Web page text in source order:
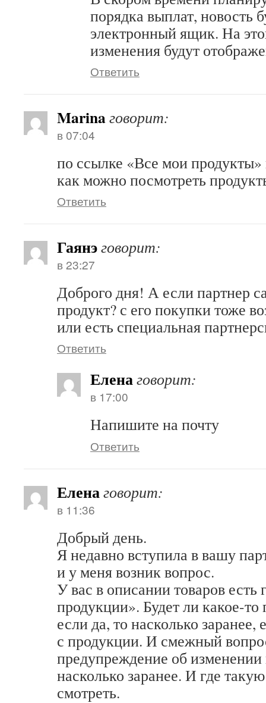
порядка выплат, новость
электронный ящик. На
изменения будут
Ответить
Marinaговорит:
в 07:04
по ссылке «Все мои продукты»
как можно посмотреть
Ответить
Гаянэговорит:
в 23:27
Доброго дня! А если партнер
продукт? с его покупки тоже
или есть специальная
Ответить
Еленаговорит:
в 17:00
Напишите на почту
Ответить
Еленаговорит:
в 11:36
Добрый день.
Я недавно вступила в вашу
и у меня возник вопрос.
У вас в описании товаров есть
продукции». Будет ли какое-
если да, то насколько заранее,
с продукции. И смежный
предупреждение об изменении
насколько заранее. И где
смотреть.